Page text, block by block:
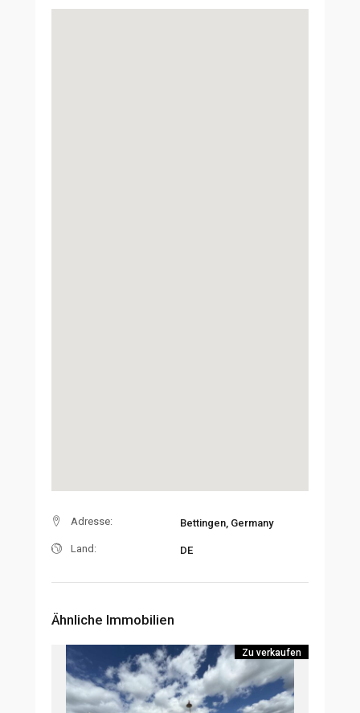
Adresse: Bettingen, Germany
Land: DE
Ähnliche Immobilien
Zu verkaufen